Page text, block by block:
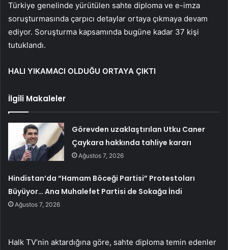
Türkiye genelinde yürütülen sahte diploma ve e-imza
soruşturmasında çarpıcı detaylar ortaya çıkmaya devam
ediyor. Soruşturma kapsamında bugüne kadar 37 kişi
tutuklandı.
HALI YIKAMACI OLDUĞU ORTAYA ÇIKTI
İlgili Makaleler
Görevden uzaklaştırılan Utku Caner
Çaykara hakkında tahliye kararı
Ağustos 7, 2026
Hindistan’da “Hamam Böceği Partisi” Protestoları
Büyüyor… Ana Muhalefet Partisi de Sokağa İndi
Ağustos 7, 2026
Halk TV’nin aktardığına göre, sahte diploma temin edenler